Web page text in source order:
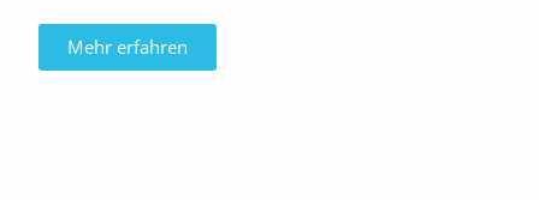
Mehr erfahren